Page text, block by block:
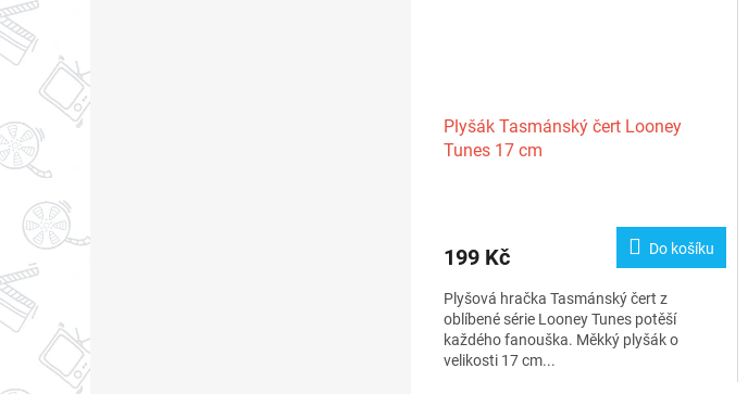
Plyšák Tasmánský čert Looney
Tunes 17 cm
199 Kč Do košíku
Plyšová hračka Tasmánský čert z
oblíbené série Looney Tunes potěší
každého fanouška. Měkký plyšák o
velikosti 17 cm...